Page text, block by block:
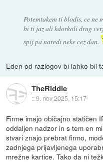
Potemtakem ti blodis, ce
bi ti jaz ali kdorkoli drug
spij pa naredi neke cez dan.
Eden od razlogov bi lahko bil
TheRiddle
::9. nov 2025, 15:17
Firme imajo običajno statičen
oddaljen nadzor in s tem en
stvari znajo prebrat firmo,
zadnjega prijavljenega
mrežne kartice. Tako da ni